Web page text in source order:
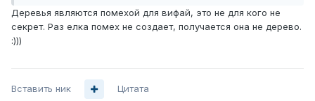
Деревья являются помехой для вифай, это не для кого не
секрет. Раз елка помех не создает, получается она не дерево.
:)))
Вставить ник Цитата